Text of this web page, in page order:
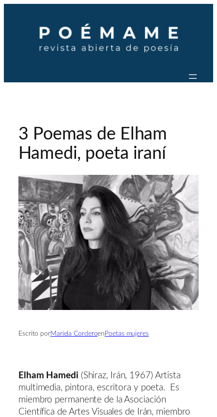
contenido
3 Poemas de Elham
Hamedi, poeta iraní
Escrito porMariela Corderoen Poetas mujeres
Elham Hamedi (Shiraz, Irán, 1967) Artista
multimedia, pintora, escritora y poeta. Es
miembro permanente de la Asociación
Científica de Artes Visuales de Irán, miembro